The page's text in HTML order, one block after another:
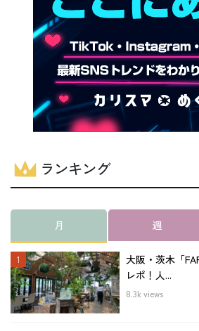
ランキング
月 週
大阪・茨木「
レポ！人...
8.3k views